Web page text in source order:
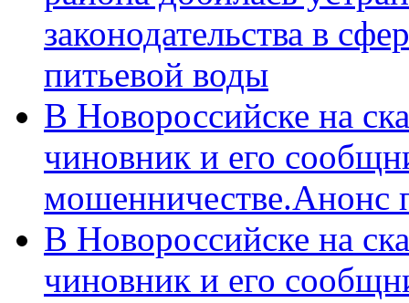
законодательства в
питьевой воды
В Новороссийске на
чиновник и его
мошенничестве.Анонс
В Новороссийске на
чиновник и его